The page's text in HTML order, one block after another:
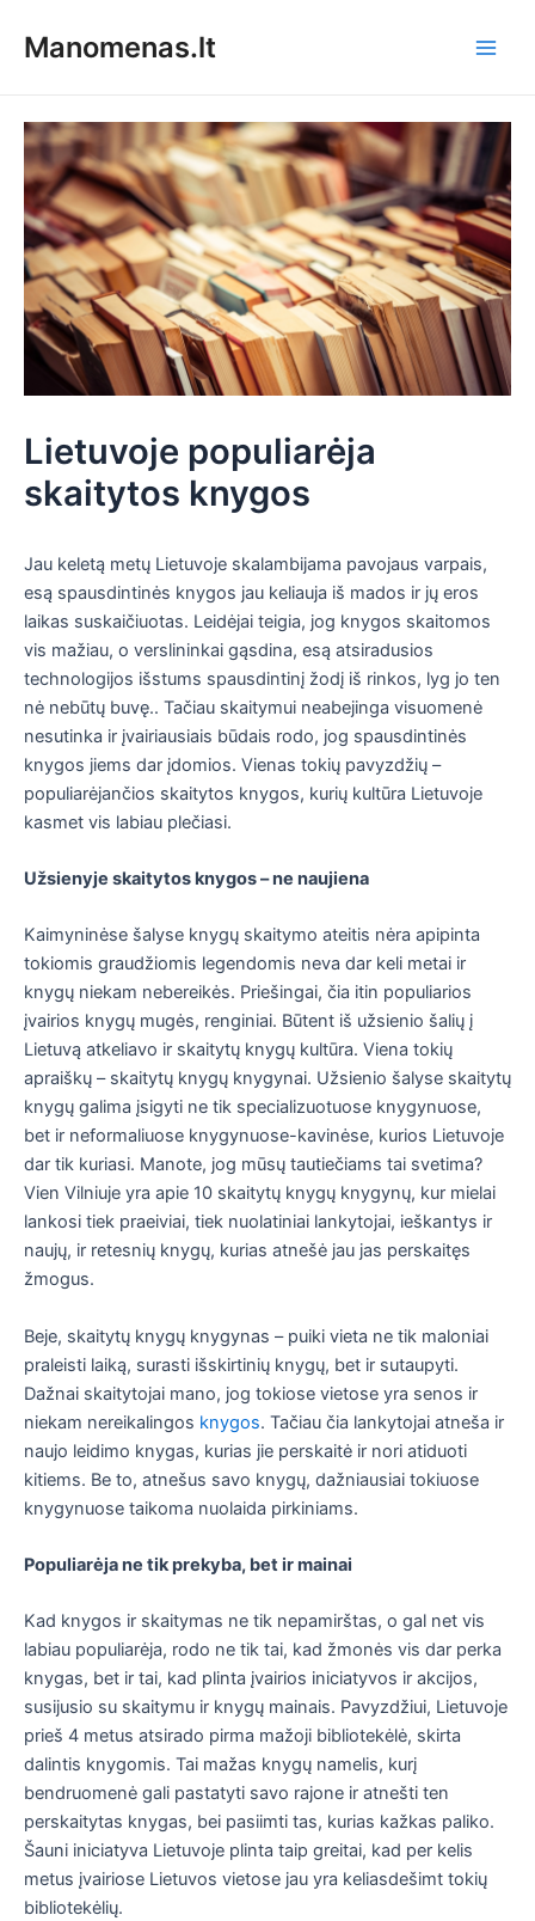
prieManomenas.lt
Lietuvoje populiarėja
skaitytos knygos
Jau keletą metų Lietuvoje skalambijama pavojaus varpais,
esą spausdintinės knygos jau keliauja iš mados ir jų eros
laikas suskaičiuotas. Leidėjai teigia, jog knygos skaitomos
vis mažiau, o verslininkai gąsdina, esą atsiradusios
technologijos išstums spausdintinį žodį iš rinkos, lyg jo ten
nė nebūtų buvę.. Tačiau skaitymui neabejinga visuomenė
nesutinka ir įvairiausiais būdais rodo, jog spausdintinės
knygos jiems dar įdomios. Vienas tokių pavyzdžių –
populiarėjančios skaitytos knygos, kurių kultūra Lietuvoje
kasmet vis labiau plečiasi.
Užsienyje skaitytos knygos – ne naujiena
Kaimyninėse šalyse knygų skaitymo ateitis nėra apipinta
tokiomis graudžiomis legendomis neva dar keli metai ir
knygų niekam nebereikės. Priešingai, čia itin populiarios
įvairios knygų mugės, renginiai. Būtent iš užsienio šalių į
Lietuvą atkeliavo ir skaitytų knygų kultūra. Viena tokių
apraiškų – skaitytų knygų knygynai. Užsienio šalyse skaitytų
knygų galima įsigyti ne tik specializuotuose knygynuose,
bet ir neformaliuose knygynuose-kavinėse, kurios Lietuvoje
dar tik kuriasi. Manote, jog mūsų tautiečiams tai svetima?
Vien Vilniuje yra apie 10 skaitytų knygų knygynų, kur mielai
lankosi tiek praeiviai, tiek nuolatiniai lankytojai, ieškantys ir
naujų, ir retesnių knygų, kurias atnešė jau jas perskaitęs
žmogus.
Beje, skaitytų knygų knygynas – puiki vieta ne tik maloniai
praleisti laiką, surasti išskirtinių knygų, bet ir sutaupyti.
Dažnai skaitytojai mano, jog tokiose vietose yra senos ir
niekam nereikalingos knygos. Tačiau čia lankytojai atneša ir
naujo leidimo knygas, kurias jie perskaitė ir nori atiduoti
kitiems. Be to, atnešus savo knygų, dažniausiai tokiuose
knygynuose taikoma nuolaida pirkiniams.
Populiarėja ne tik prekyba, bet ir mainai
Kad knygos ir skaitymas ne tik nepamirštas, o gal net vis
labiau populiarėja, rodo ne tik tai, kad žmonės vis dar perka
knygas, bet ir tai, kad plinta įvairios iniciatyvos ir akcijos,
susijusio su skaitymu ir knygų mainais. Pavyzdžiui, Lietuvoje
prieš 4 metus atsirado pirma mažoji bibliotekėlė, skirta
dalintis knygomis. Tai mažas knygų namelis, kurį
bendruomenė gali pastatyti savo rajone ir atnešti ten
perskaitytas knygas, bei pasiimti tas, kurias kažkas paliko.
Šauni iniciatyva Lietuvoje plinta taip greitai, kad per kelis
metus įvairiose Lietuvos vietose jau yra keliasdešimt tokių
bibliotekėlių.